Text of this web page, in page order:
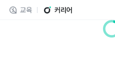
교육 커리어